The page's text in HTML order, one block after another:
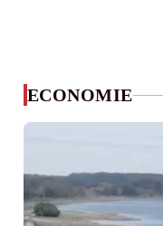
ECONOMIE